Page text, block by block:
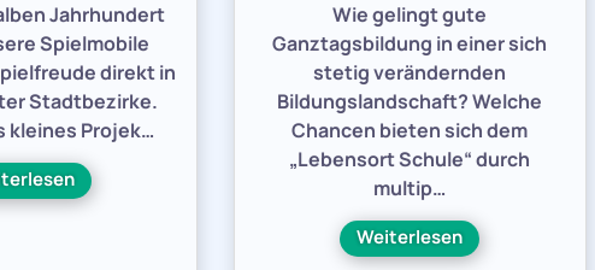
Jahrhundert
Spielmobile
direkt in
Stadtbezirke.
kleines Projek…
Wie gelingt gute
Ganztagsbildung in einer sich
stetig verändernden
Bildungslandschaft? Welche
Chancen bieten sich dem
„Lebensort Schule“ durch
multip…
Weiterlesen